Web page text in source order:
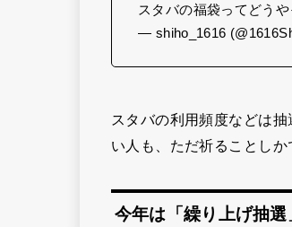
スタバの福袋ってどう
— shiho_1616
スタバの利用頻度などは
い人も、ただ祈ることしか
今年は「繰り上げ抽選